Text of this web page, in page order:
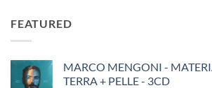
FEATURED
MARCO MENGONI -
TERRA + PELLE - 3CD